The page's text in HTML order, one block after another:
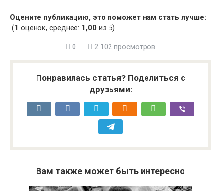
Оцените публикацию, это поможет нам стать лучше:
(1 оценок, среднее: 1,00 из 5)
0 2 102 просмотров
Понравилась статья? Поделиться с
друзьями:
Вам также может быть интересно